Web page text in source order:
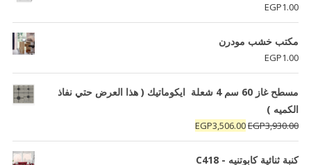
EGP1.00
مكتب خشب مودرن
EGP1.00
مسطح غاز 60 سم 4 شعلة ايكوماتيك ( هذا العرض حتي نفاذ
الكميه )
EGP3,930.00
السعر
الأصلي
هو:
EGP3,506.00
السعر
الحالي
كنبة ثنائية كابوتنيه - C418